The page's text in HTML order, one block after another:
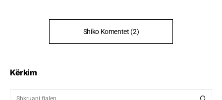
Shiko Komentet (2)
Kërkim